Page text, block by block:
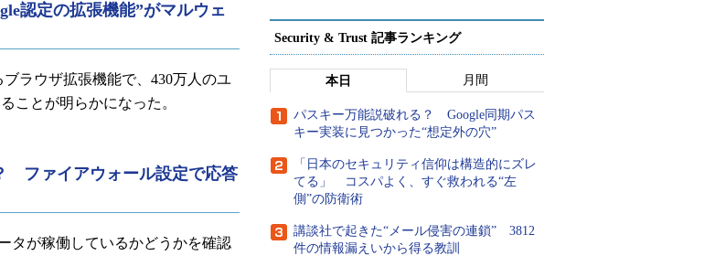
認定の拡張機能”がマルウェ
ラウザ拡張機能で、430万人のユ
ことが明らかになった。
ファイアウォール設定で応答
タが稼働しているかどうかを確認
Security & Trust 記事ランキング
本日 月間
パスキー万能説破れる？ Google同期パス
キー実装に見つかった“想定外の穴”
「日本のセキュリティ信仰は構造的にズレ
てる」 コスパよく、すぐ救われる“左
側”の防衛術
講談社で起きた“メール侵害の連鎖” 3812
件の情報漏えいから得る教訓